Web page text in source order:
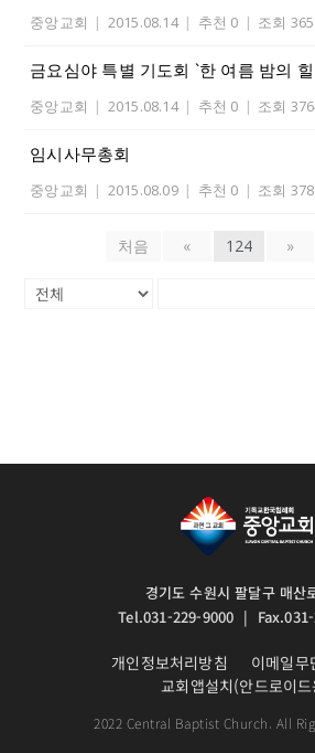
중앙교회 | 2015.08.14 | 추천 0 | 조회
금요심야 특별 기도회 `한 여름 밤의
중앙교회 | 2015.08.14 | 추천 0 | 조회
임시사무총회
중앙교회 | 2015.08.09 | 추천 0 | 조회
처음 « 124 »
경기도 수원시 팔달구 매산
Tel.031-229-9000 |
개인정보처리방침
이메일무
교회앱설치(안드로이
2022 Central Baptist Church. All